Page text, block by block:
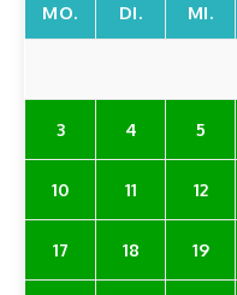
MO. DI. MI.
3 4 5
10 11 12
17 18 19